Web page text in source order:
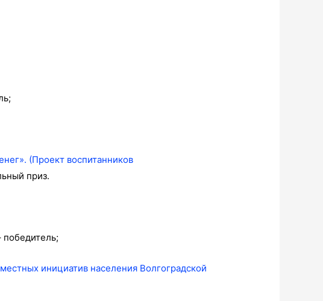
(Проект воспитанников
приз.
победитель;
инициатив населения Волгоградской